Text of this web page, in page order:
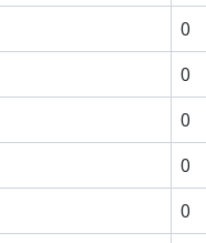
0
0
0
0
0